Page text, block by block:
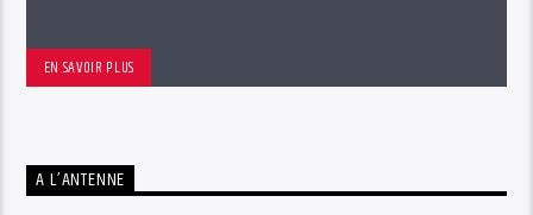
EN SAVOIR PLUS
A L’ANTENNE